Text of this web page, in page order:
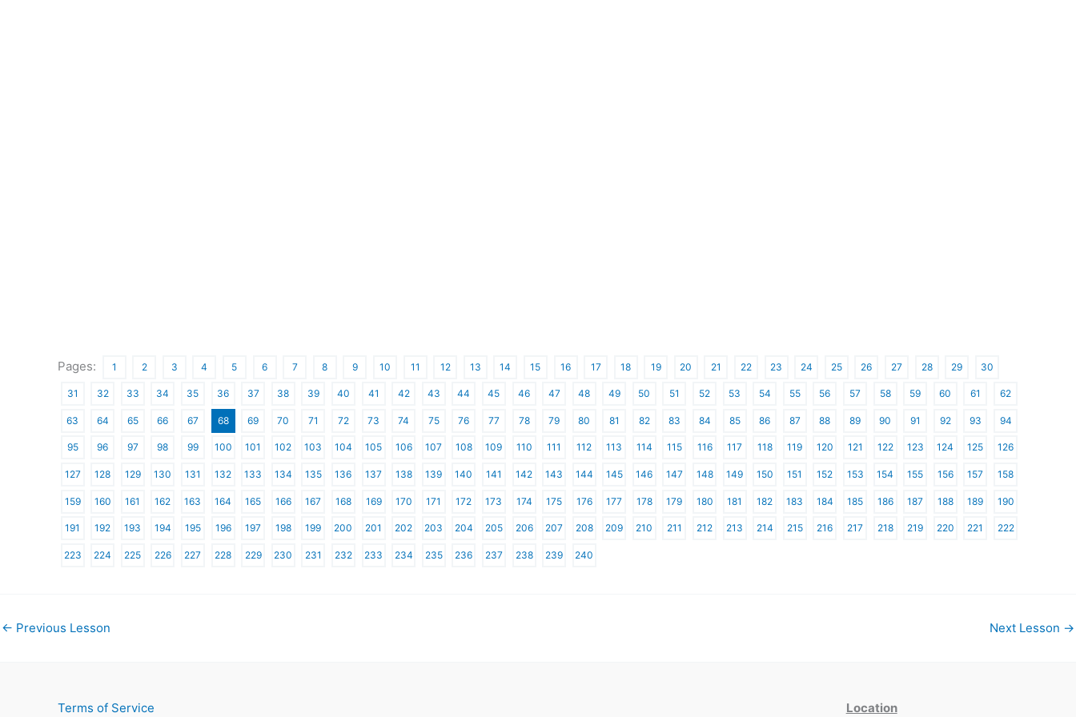
Pages: 1 2 3 4 5 6 7 8 9 10 11 12 13 14 15 16 17 18 19 20 21 22 23 24 25 26 27 28 29 30
31 32 33 34 35 36 37 38 39 40 41 42 43 44 45 46 47 48 49 50 51 52 53 54 55 56 57 58 59 60 61 62
63 64 65 66 67 68 69 70 71 72 73 74 75 76 77 78 79 80 81 82 83 84 85 86 87 88 89 90 91 92 93 94
95 96 97 98 99 100 101 102 103 104 105 106 107 108 109 110 111 112 113 114 115 116 117 118 119 120 121 122 123 124 125 126
127 128 129 130 131 132 133 134 135 136 137 138 139 140 141 142 143 144 145 146 147 148 149 150 151 152 153 154 155 156 157 158
159 160 161 162 163 164 165 166 167 168 169 170 171 172 173 174 175 176 177 178 179 180 181 182 183 184 185 186 187 188 189 190
191 192 193 194 195 196 197 198 199 200 201 202 203 204 205 206 207 208 209 210 211 212 213 214 215 216 217 218 219 220 221 222
223 224 225 226 227 228 229 230 231 232 233 234 235 236 237 238 239 240
← Previous Lesson Next Lesson →
Terms of Service Location